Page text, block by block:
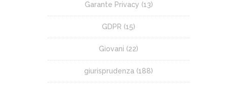
Garante Privacy (13)
GDPR (15)
Giovani (22)
giurisprudenza (188)